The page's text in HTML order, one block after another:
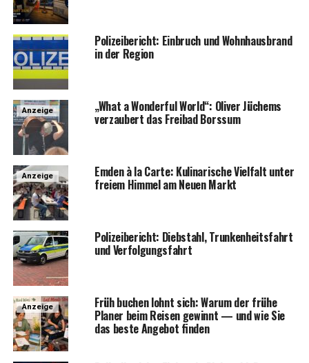
Poli­zei­be­richt: Ein­bruch und Wohn­haus­brand
in der Region
Anzeige „What a Won­derful World“: Oli­ver Jüchems
ver­zau­bert das Frei­bad Borssum
Anzeige Emden à la Car­te: Kuli­na­ri­sche Viel­falt unter
frei­em Him­mel am Neu­en Markt
Poli­zei­be­richt: Dieb­stahl, Trun­ken­heits­fahrt
und Verfolgungsfahrt
Anzeige Früh buchen lohnt sich: War­um der frü­he
Pla­ner beim Rei­sen gewinnt — und wie Sie
das bes­te Ange­bot finden